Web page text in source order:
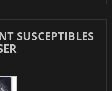
SUSCEPTIBLES